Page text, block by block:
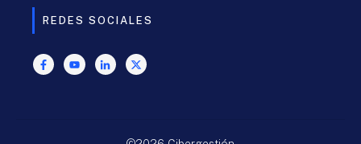
REDES SOCIALES